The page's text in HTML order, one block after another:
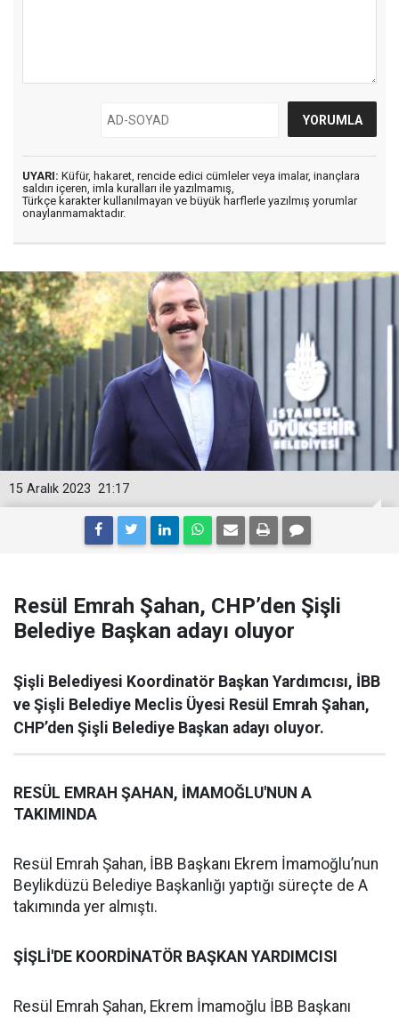
UYARI: Küfür, hakaret, rencide edici cümleler veya imalar, inançlara
saldırı içeren, imla kuralları ile yazılmamış,
Türkçe karakter kullanılmayan ve büyük harflerle yazılmış yorumlar
onaylanmamaktadır.
21:17
15 Aralık 2023
Resül Emrah Şahan, CHP’den Şişli
Belediye Başkan adayı oluyor
Şişli Belediyesi Koordinatör Başkan Yardımcısı, İBB
ve Şişli Belediye Meclis Üyesi Resül Emrah Şahan,
CHP’den Şişli Belediye Başkan adayı oluyor.
RESÜL EMRAH ŞAHAN, İMAMOĞLU'NUN A
TAKIMINDA
Resül Emrah Şahan, İBB Başkanı Ekrem İmamoğlu’nun
Beylikdüzü Belediye Başkanlığı yaptığı süreçte de A
takımında yer almıştı.
ŞİŞLİ'DE KOORDİNATÖR BAŞKAN YARDIMCISI
Resül Emrah Şahan, Ekrem İmamoğlu İBB Başkanı